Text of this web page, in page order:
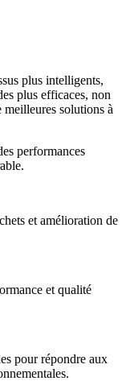
plus intelligents,
plus efficaces, non
solutions à
performances
et amélioration de
et qualité
pour répondre aux